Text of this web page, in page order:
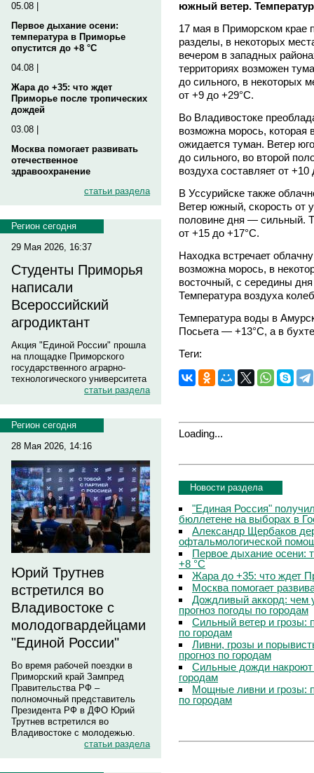
05.08 |
Первое дыхание осени:
температура в Приморье
опустится до +8 °C
04.08 |
Жара до +35: что ждет
Приморье после тропических
дождей
03.08 |
Москва помогает развивать
отечественное
здравоохранение
статьи раздела
Регион сегодня
29 Мая 2026, 16:37
Студенты Приморья
написали
Всероссийский
агродиктант
Акция "Единой России" прошла
на площадке Приморского
государственного аграрно-
технологического университета
статьи раздела
Регион сегодня
28 Мая 2026, 14:16
Юрий Трутнев
встретился во
Владивостоке с
молодогвардейцами
"Единой России"
Во время рабочей поездки в
Приморский край Зампред
Правительства РФ –
полномочный представитель
Президента РФ в ДФО Юрий
Трутнев встретился во
Владивостоке с молодежью.
статьи раздела
южный ветер.
17 мая в Приморском крае
разделы, в некоторых
вечером в западных
территориях возможен
до сильного, в некоторых
от +9 до +29°C.
Во Владивостоке
возможна морось, которая
ожидается туман. Ветер
до сильного, во второй
воздуха составляет от +10
В Уссурийске также
Ветер южный, скорость от
половине дня — сильный.
от +15 до +17°C.
Находка встречает
возможна морось, в
восточный, с середины дня
Температура воздуха
Температура воды в
Посьета — +13°C, а в
Теги:
Loading...
Новости раздела
"Единая Россия"
бюллетене на выборах в
Александр Щербаков
офтальмологической
Первое дыхание осени:
+8 °C
Жара до +35: что ждет
Москва помогает
Дождливый аккорд: чем
прогноз погоды по городам
Сильный ветер и грозы:
по городам
Ливни, грозы и
прогноз по городам
Сильные дожди
городам
Мощные ливни и грозы:
по городам